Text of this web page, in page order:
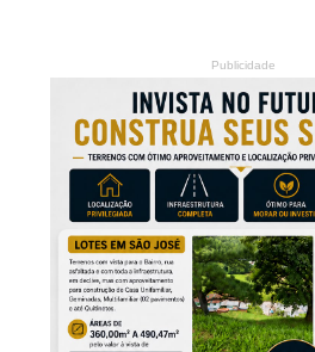
Publicidade